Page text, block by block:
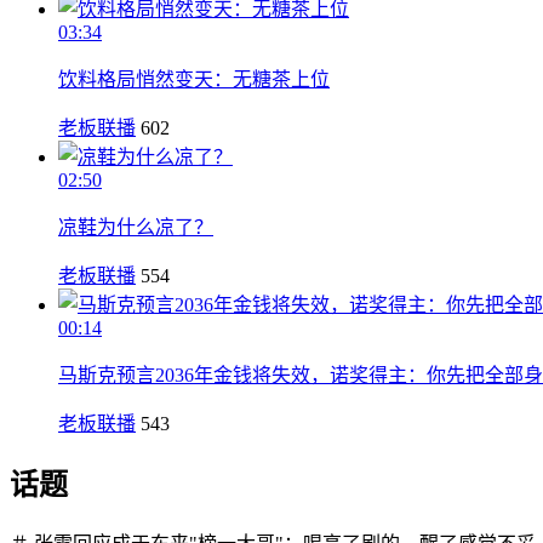
03:34
饮料格局悄然变天：无糖茶上位
老板联播 602
02:50
凉鞋为什么凉了？
老板联播 554
00:14
马斯克预言2036年金钱将失效，诺奖得主：你先把全部
老板联播 543
话题